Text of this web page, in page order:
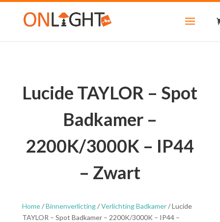
Lucide TAYLOR – Spot
Badkamer –
2200K/3000K – IP44
– Zwart
Home/Binnenverlicting/Verlichting Badkamer/ Lucide
TAYLOR – Spot Badkamer – 2200K/3000K – IP44 –